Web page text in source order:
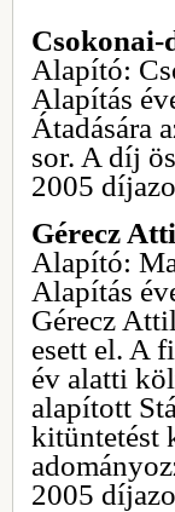
Csokonai-
Alapító:
Alapítás
Átadására
sor. A díj
2005
Gérecz
Alapító:
Alapítás
Gérecz
esett el. A
év alatti
alapított
kitüntetést
2005